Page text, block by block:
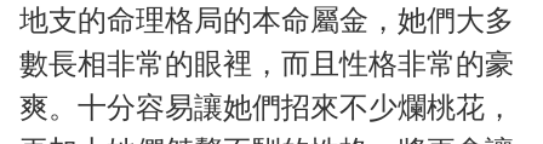
地支的命理格局的本命屬金，她們大多
數長相非常的眼裡，而且性格非常的豪
爽。十分容易讓她們招來不少爛桃花，